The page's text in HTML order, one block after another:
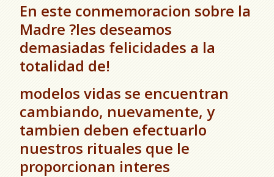
En este conmemoracion sobre la
Madre ?les deseamos
demasiadas felicidades a la
totalidad de!
modelos vidas se encuentran
cambiando, nuevamente, y
tambien deben efectuarlo
nuestros rituales que le
proporcionan interes